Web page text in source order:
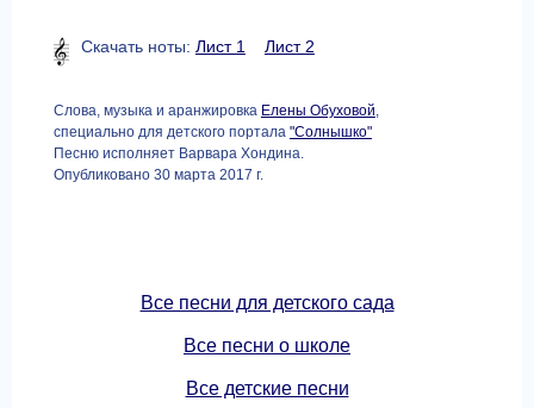
Скачать ноты: Лист 1 Лист 2
Слова, музыка и аранжировка Елены Обуховой,
специально для детского портала "Солнышко"
Песню исполняет Варвара Хондина.
Опубликовано 30 марта 2017 г.
Все песни для детского сада
Все песни о школе
Все детские песни